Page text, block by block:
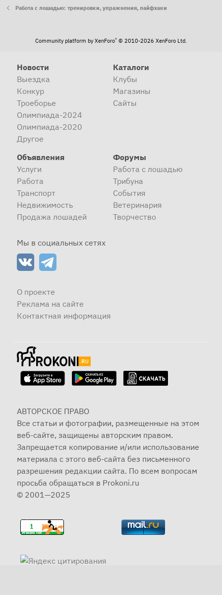
Работа с лошадью: тренировки, упражнения, лайфхаки
Community platform by XenForo® © 2010-2026 XenForo Ltd.
Новости
Выездка
Конкур
Троеборье
Олимпиада-2024
Олимпиада-2020
Другое
Каталоги
Клубы
Магазины
Сайты
Объявления
Услуги
Работа
Транспорт
Недвижимость
Продажа лошадей
Форумы
Работа с лошадью
Трибуна
События
Ветеринария
Творчество
Мы в социальных сетях
О проекте
Реклама на сайте
Контактная информация
АВТОРСКОЕ ПРАВО
Все статьи и фотографии, размещенные на этом
веб-сайте, защищены авторским правом.
Запрещается копирование и/или использование
материала с этого веб-сайта без письменного
разрешения редакции сайта. По всем вопросам
просьба обращаться в Prokoni.ru
© 2001—2025